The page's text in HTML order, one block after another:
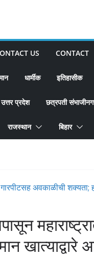
US CONTACT
धार्मीक इतिहासीक
उत्तर प्रदेश छत्रपती
राजस्थान बिहार
खात्याद्वारे